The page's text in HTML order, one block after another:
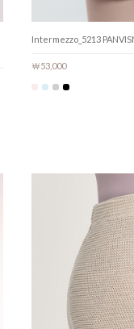
Intermezzo_5213
￦53,000